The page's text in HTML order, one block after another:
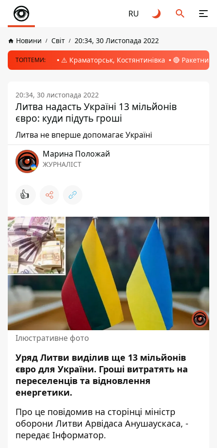
RU
Новини Світ 20:34, 30 Листопада 2022
ТОПТЕМИ: ⚠️ Краматорськ, Костянтинівка 🔴 Ракетний
20:34, 30 листопада 2022
Литва надасть Україні 13 мільйонів
євро: куди підуть гроші
Литва не вперше допомагає Україні
Марина Положай
ЖУРНАЛІСТ
👍
Ілюстративне фото
Уряд Литви виділив ще 13 мільйонів
євро для України. Гроші витратять на
переселенців та відновлення
енергетики.
Про це повідомив на сторінці міністр
оборони Литви Арвідаса Анушаускаса, -
передає Інформатор.